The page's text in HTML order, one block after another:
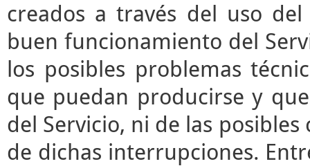
creados a través del uso
buen funcionamiento del
los posibles problemas
que puedan producirse y
del Servicio, ni de las
de dichas interrupciones.